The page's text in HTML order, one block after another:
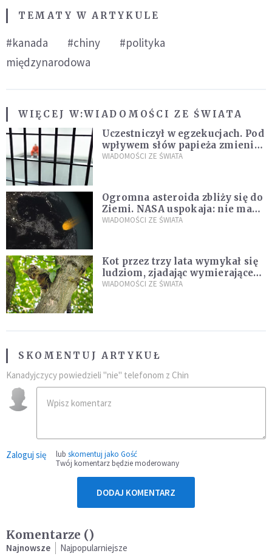
TEMATY W ARTYKULE
#kanada #chiny
#polityka
międzynarodowa
WIĘCEJ W:WIADOMOŚCI ZE ŚWIATA
Uczestniczył w egzekucjach. Pod
wpływem słów papieża zmienił
zdanie
WIADOMOŚCI ZE ŚWIATA
Ogromna asteroida zbliży się do
Ziemi. NASA uspokaja: nie ma
zagrożenia
WIADOMOŚCI ZE ŚWIATA
Kot przez trzy lata wymykał się
ludziom, zjadając wymierające
kaczki. W końcu popełnił
WIADOMOŚCI ZE ŚWIATA
SKOMENTUJ ARTYKUŁ
Kanadyjczycy powiedzieli "nie" telefonom z Chin
Zaloguj się lub skomentuj jako Gość
Twój komentarz będzie moderowany
DODAJ KOMENTARZ
Komentarze ()
Najnowsze Najpopularniejsze